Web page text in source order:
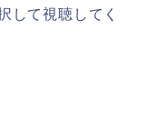
して視聴してく